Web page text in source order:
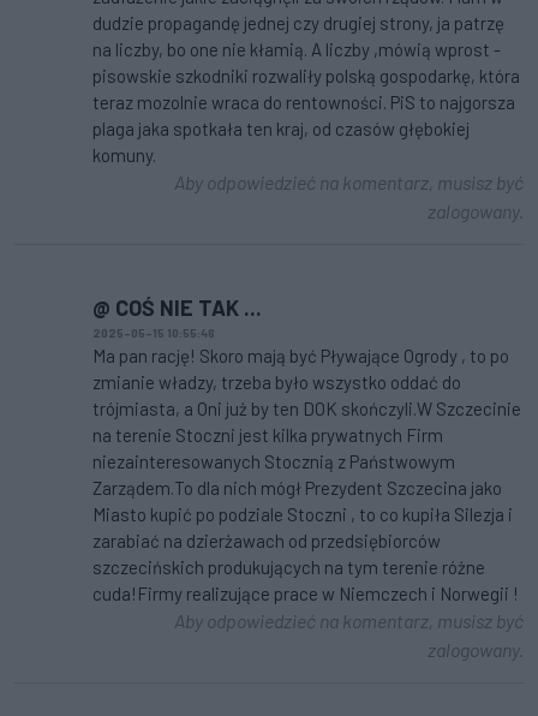
dudzie propagandę jednej czy drugiej strony, ja patrzę
na liczby, bo one nie kłamią. A liczby ,mówią wprost -
pisowskie szkodniki rozwaliły polską gospodarkę, która
teraz mozolnie wraca do rentowności. PiS to najgorsza
plaga jaka spotkała ten kraj, od czasów głębokiej
komuny.
Aby odpowiedzieć na komentarz, musisz być
zalogowany.
@ COŚ NIE TAK ...
2025-05-15 10:55:46
Ma pan rację! Skoro mają być Pływające Ogrody , to po
zmianie władzy, trzeba było wszystko oddać do
trójmiasta, a Oni już by ten DOK skończyli.W Szczecinie
na terenie Stoczni jest kilka prywatnych Firm
niezainteresowanych Stocznią z Państwowym
Zarządem.To dla nich mógł Prezydent Szczecina jako
Miasto kupić po podziale Stoczni , to co kupiła Silezja i
zarabiać na dzierżawach od przedsiębiorców
szczecińskich produkujących na tym terenie różne
cuda!Firmy realizujące prace w Niemczech i Norwegii !
Aby odpowiedzieć na komentarz, musisz być
zalogowany.